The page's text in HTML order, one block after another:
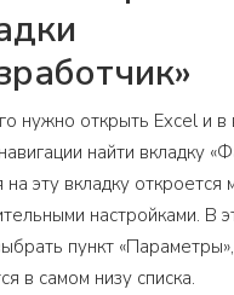
нужно открыть Excel и в
найти вкладку
на эту вкладку откроется
настройками. В
пункт
в самом низу списка.